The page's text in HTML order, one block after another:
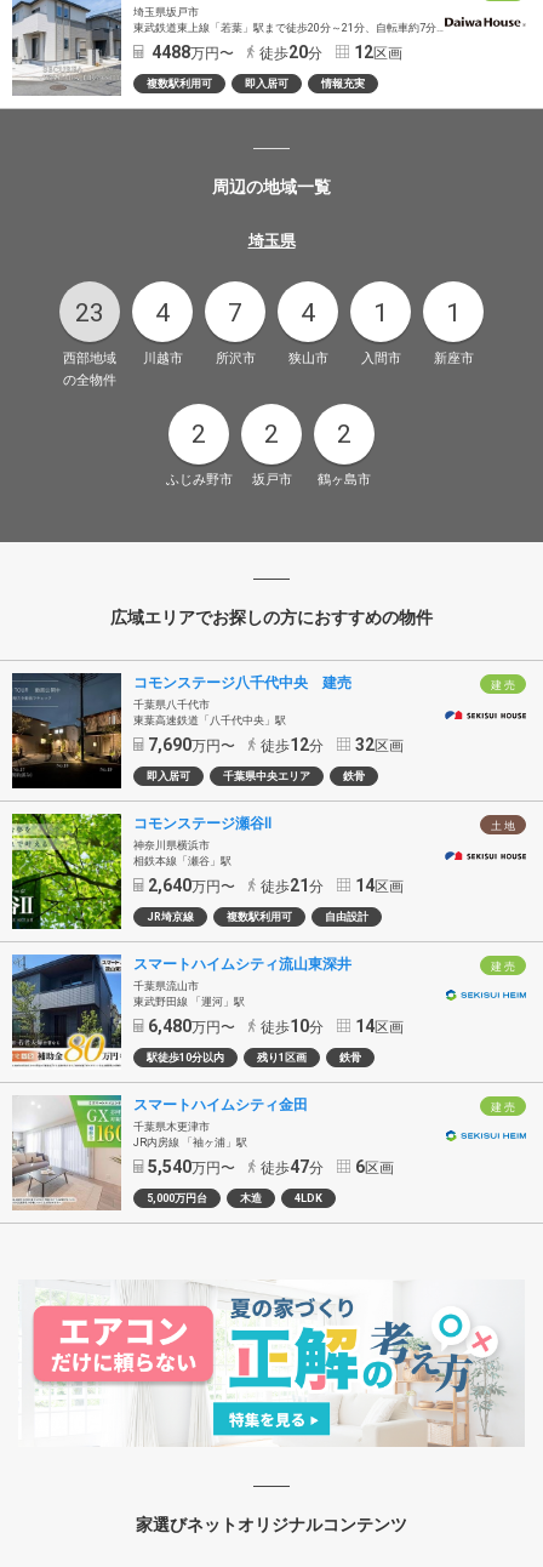
埼玉県坂戸市
東武鉄道東上線「若葉」駅まで徒歩20分～21分、自転車約7分(約1600m～約1650m)
4488万円〜 徒歩20分 12区画
複数駅利用可 即入居可 情報充実
周辺の地域一覧
埼玉県
23
西部地域
の全物件
4
川越市
7
所沢市
4
狭山市
1
入間市
1
新座市
2
ふじみ野市
2
坂戸市
2
鶴ヶ島市
広域エリアでお探しの方におすすめの物件
建 売
コモンステージ八千代中央 建売
千葉県八千代市
東葉高速鉄道「八千代中央」駅
7,690万円〜 徒歩12分 32区画
即入居可 千葉県中央エリア 鉄骨
土 地
コモンステージ瀬谷Ⅱ
神奈川県横浜市
相鉄本線「瀬谷」駅
2,640万円〜 徒歩21 分 14区画
JR埼京線 複数駅利用可 自由設計
建 売
スマートハイムシティ流山東深井
千葉県流山市
東武野田線 「運河」駅
6,480万円〜 徒歩10分 14区画
駅徒歩10分以内 残り1区画 鉄骨
建 売
スマートハイムシティ金田
千葉県木更津市
JR内房線 「袖ヶ浦」駅
5,540万円〜 徒歩47分 6区画
5,000万円台 木造 4LDK
家選びネットオリジナルコンテンツ